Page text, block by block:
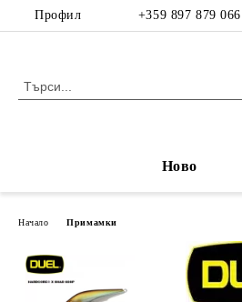
Профил +359 897 879 066
Ново
Начало Примамки